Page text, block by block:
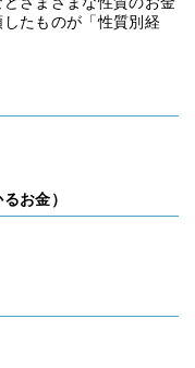
たものが「性質別経
お金）